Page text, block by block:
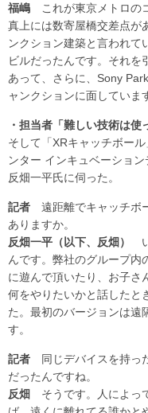
福嶋 これが東京メトロの
真上には数寄屋橋交差点が
ンクション建築と言われて
ビルだったんです。それを
あって、さらに、Sony
ャンクションに面していま
・担当者「難しい技術は使
そして「XRキャッチボー
ンター インキュベーショ
反畑一平氏に伺った。
記者 遠距離でキャッチボ
ありますか。
反畑一平（以下、反畑）
んです。弊社のグループ内
に遊んで頂いたり、お子さ
何をやりたいかと話したと
た。最初のバージョンは遠
す。
記者 同じデバイスを持っ
だったんですね。
反畑
そうです。人によっ